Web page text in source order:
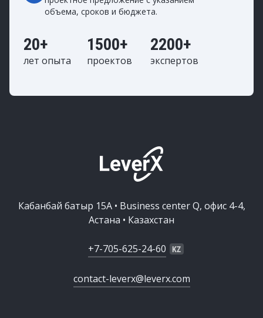
объема, сроков и бюджета.
20+
лет опыта
1500+
проектов
2200+
экспертов
Кабанбай батыр 15А • Business center Q, офис 4-4,
Астана • Казахстан
+7-705-625-24-60
contact-leverx@leverx.com